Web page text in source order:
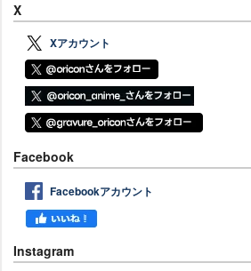
X
Xアカウント
Facebook
Facebookアカウント
Instagram